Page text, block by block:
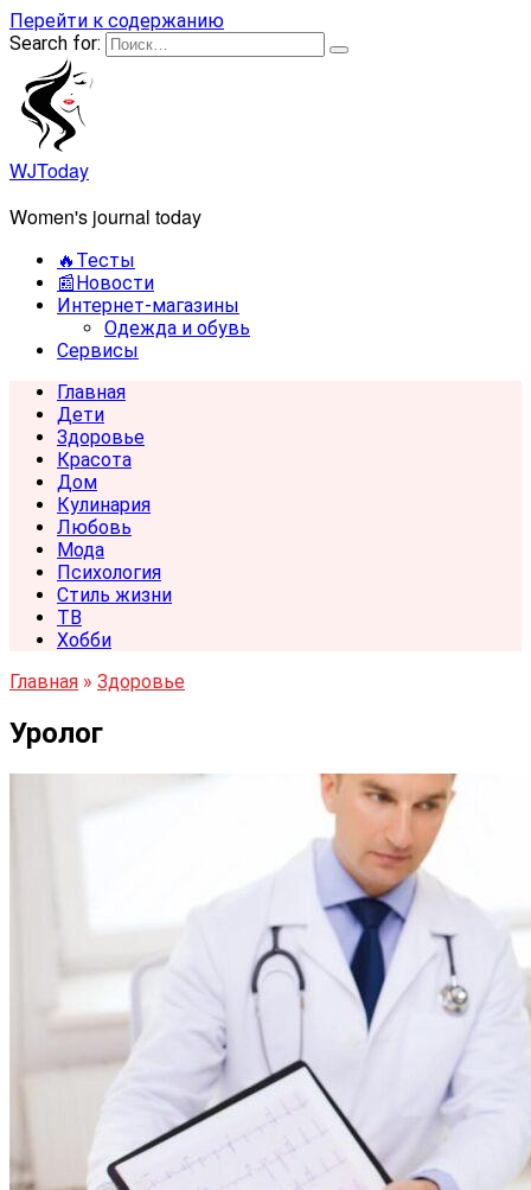
Перейти к содержанию
Search for:
WJToday
Women's journal today
🔥Тесты
📰Новости
Интернет-магазины
Одежда и обувь
Сервисы
Главная
Дети
Здоровье
Красота
Дом
Кулинария
Любовь
Мода
Психология
Стиль жизни
ТВ
Хобби
Главная » Здоровье
Уролог